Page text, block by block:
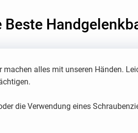
alles mit unseren Händen.
die Verwendung eines